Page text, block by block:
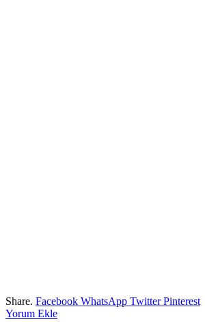
Share. Facebook WhatsApp Twitter Pinterest
Yorum Ekle